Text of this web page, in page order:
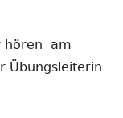
hören am
Übungsleiterin